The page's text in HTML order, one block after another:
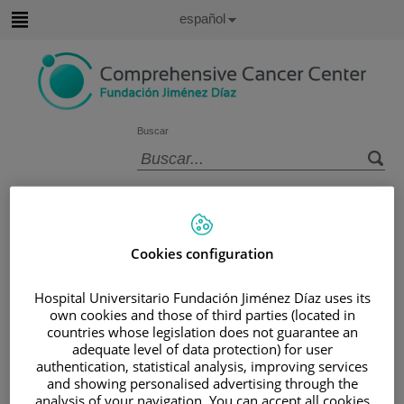
contenido
Buscar
de
Idioma
Español
INFORMACIÓN Y SOPORTE AL PACIENTE
/ÁREA DE CÁNCER ENDOCRINO
TIROIDES/TRATAMIENTO
Tratamiento
Cookies configuration
Hospital Universitario Fundación Jiménez Díaz uses its
own cookies and those of third parties (located in
countries whose legislation does not guarantee an
adequate level of data protection) for user
authentication, statistical analysis, improving services
and showing personalised advertising through the
analysis of your navigation. You can accept all cookies